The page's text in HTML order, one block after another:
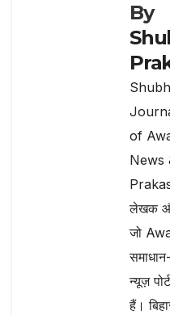
By
of
News
लेखक
जो
न्यूज़
हैं।